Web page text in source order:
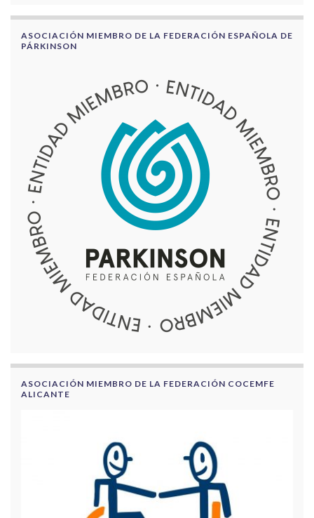
ASOCIACIÓN MIEMBRO DE LA FEDERACIÓN ESPAÑOLA DE
PÁRKINSON
ASOCIACIÓN MIEMBRO DE LA FEDERACIÓN COCEMFE
ALICANTE